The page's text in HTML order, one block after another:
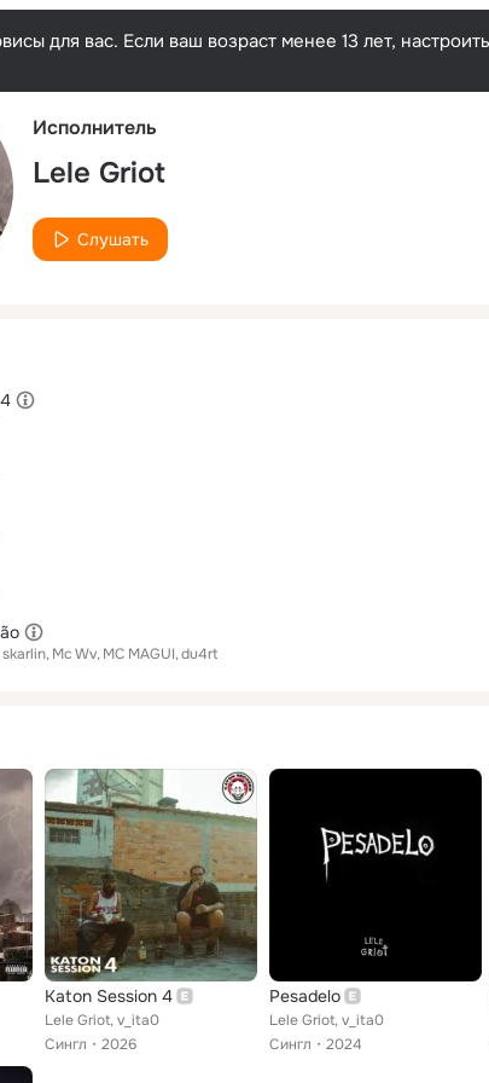
для вас. Если ваш возраст менее 13 лет,
Исполнитель
Lele Griot
Слушать
skarlin Mc Wv MC MAGUI du4rt
Katon Session 4
Lele Griot, v_ita0
Сингл
2026
Pesadelo
Lele Griot, v_ita0
Сингл
2024